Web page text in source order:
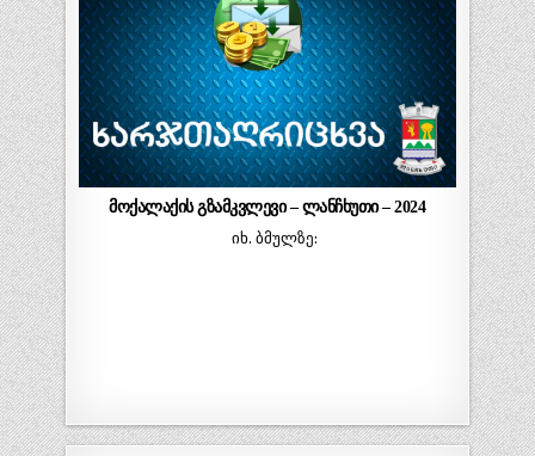
მოქალაქის გზამკვლევი – ლანჩხუთი – 2024
იხ. ბმულზე: